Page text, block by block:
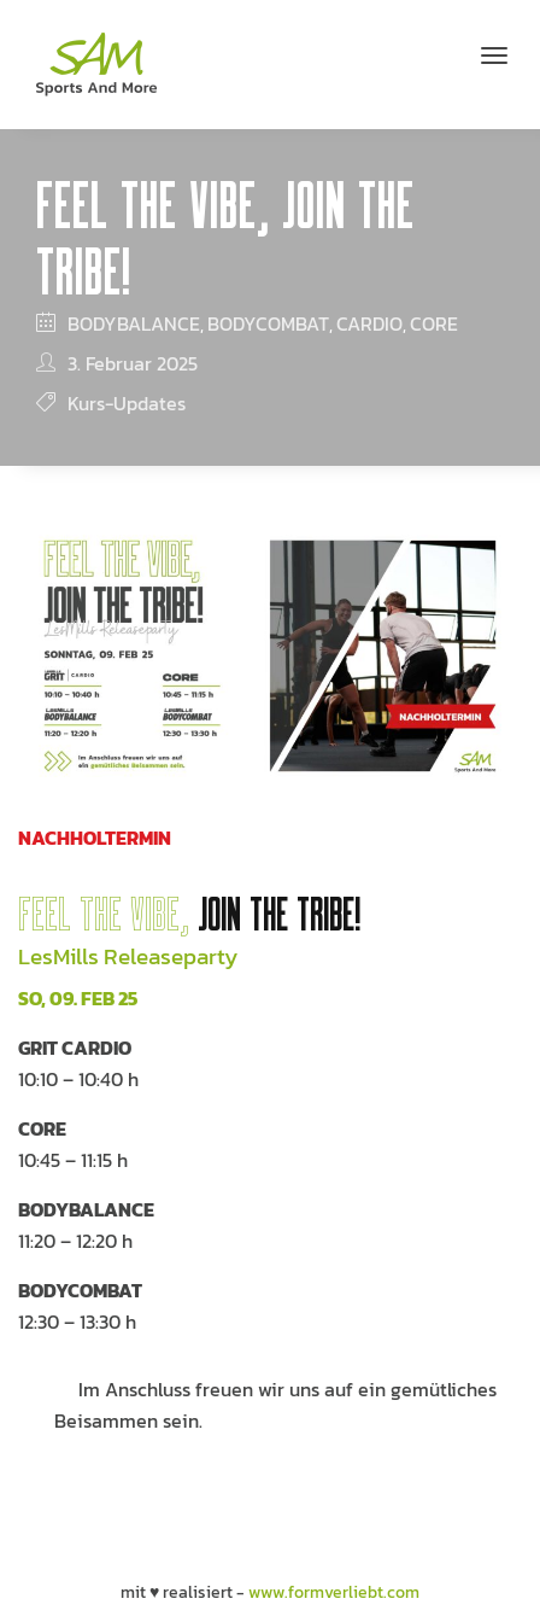
FEEL THE VIBE, JOIN THE
TRIBE!
BODYBALANCE, BODYCOMBAT, CARDIO, CORE
3. Februar 2025
Kurs-Updates
NACHHOLTERMIN
FEEL THE VIBE, JOIN THE TRIBE!
LesMills Releaseparty
SO, 09. FEB 25
GRIT CARDIO
10:10 – 10:40 h
CORE
10:45 – 11:15 h
BODYBALANCE
11:20 – 12:20 h
BODYCOMBAT
12:30 – 13:30 h
Im Anschluss freuen wir uns auf ein gemütliches
Beisammen sein.
mit ♥ realisiert -www.formverliebt.com